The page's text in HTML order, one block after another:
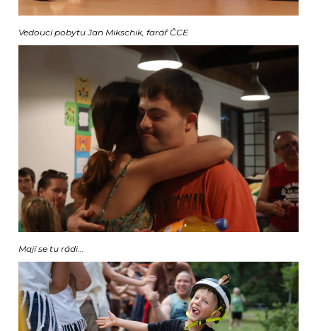
Vedoucí pobytu Jan Mikschik, farář ČCE
Mají se tu rádi...